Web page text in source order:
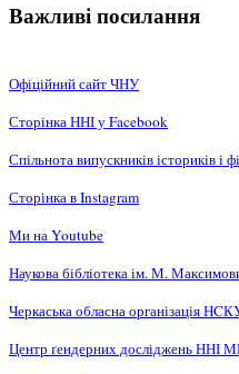
Важливі посилання
Офіційний сайт ЧНУ
Сторінка ННІ у Facebook
Спільнота випускників істориків і
Сторінка в Instagram
Ми на Youtube
Наукова бібліотека ім. М.
Черкаська обласна організація
Центр ґендерних досліджень ННІ